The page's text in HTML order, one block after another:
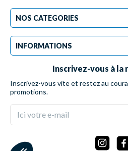
NOS CATEGORIES
INFORMATIONS
Inscrivez-vous à
Inscrivez-vous vite et restez au
promotions.